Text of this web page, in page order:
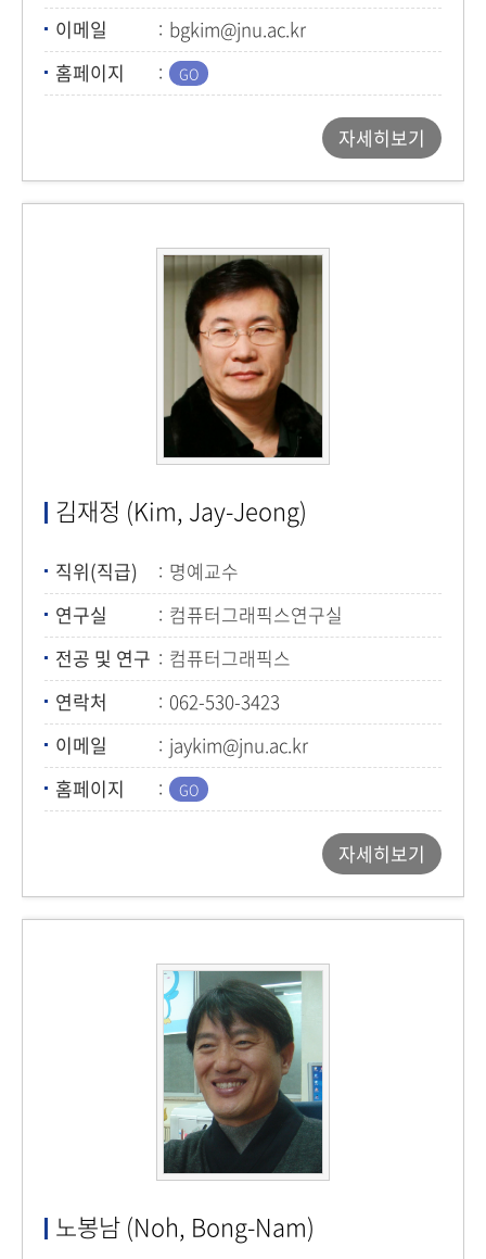
이메일
bgkim@jnu.ac.kr
홈페이지
자세히보기
김재정 (Kim, Jay-Jeong)
직위(직급)
명예교수
연구실
컴퓨터그래픽스연구실
전공 및 연구
컴퓨터그래픽스
연락처
062-530-3423
이메일
jaykim@jnu.ac.kr
홈페이지
자세히보기
노봉남 (Noh, Bong-Nam)